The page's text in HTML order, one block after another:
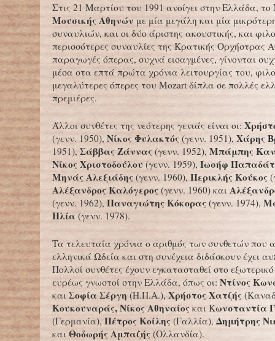
Στις 21 Μαρτίου του 1991 ανοίγει στην Ελλάδα, το
Μουσικής Αθηνών με μία μεγάλη και μία
συναυλιών, και οι δύο άριστης ακουστικής, και
περισσότερες συναυλίες της Κρατικής Ορχήστρας
παραγωγές όπερας, συχνά εισαγμένες, γίνονται
μέσα στα επτά πρώτα χρόνια λειτουργίας του,
μεγαλύτερες όπερες του Mozart δίπλα σε πολλές
πρεμιέρες.
Άλλοι συνθέτες της νεότερης γενιάς είναι οι:
(γενν. 1950), Νίκος Φυλακτός (γενν. 1951), Χάρης
1951), Σάββας Ζάννας (γενν. 1952), Μπάμπης
Νίκος Χριστοδούλου (γενν. 1959), Ιωσήφ
Μηνάς Αλεξιάδης (γενν. 1960), Περικλής Κούκος
Αλέξανδρος Καλόγερος (γενν. 1960) και
(γενν. 1962), Παναγιώτης Κόκορας (γενν. 1974),
Ηλία(γενν. 1978).
Τα τελευταία χρόνια ο αριθμός των συνθετών που
ελληνικά Ωδεία και στη συνέχεια διδάσκουν έχει
Πολλοί συνθέτες έχουν εγκατασταθεί στο εξωτερικό
ευρέως γνωστοί στην Ελλάδα, όπως οι: Ντίνος
και Σοφία Σέργη (Η.Π.Α.), Χρήστος Χατζής
Κουκουναράς, Νίκος Αθηναίος και Κωνσταντία
(Γερμανία), Πέτρος Κοίλης (Γαλλία),Δημήτρης
και Θοδωρής Αμπαζής (Ολλανδία).